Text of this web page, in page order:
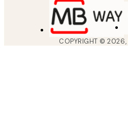
COPYRIGHT ©2026,